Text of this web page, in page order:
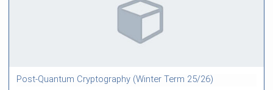
Post-Quantum Cryptography (Winter Term 25/26)